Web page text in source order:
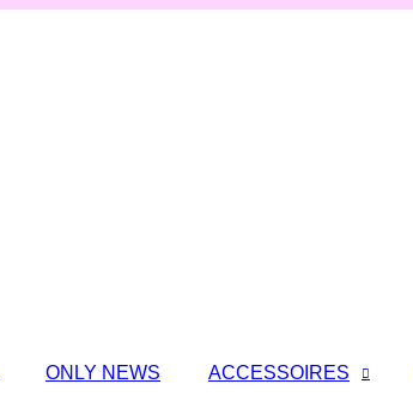
ONLY NEWS ACCESSOIRES